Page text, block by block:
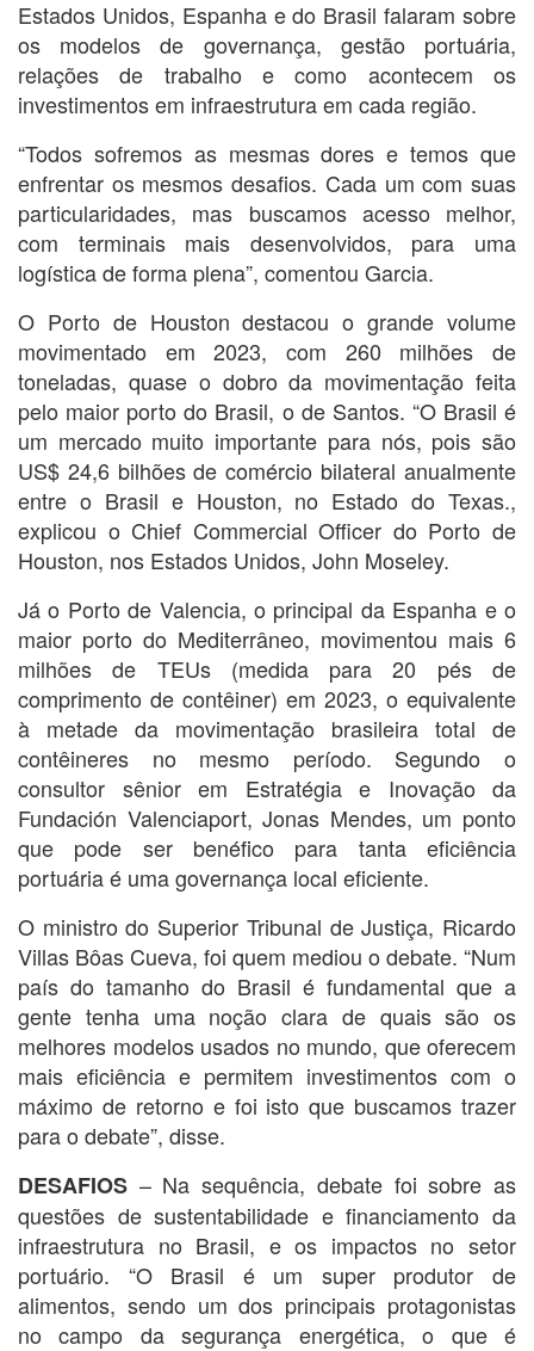
Estados Unidos, Espanha e do Brasil falaram sobre
os modelos de governança, gestão portuária,
relações de trabalho e como acontecem os
investimentos em infraestrutura em cada região.
“Todos sofremos as mesmas dores e temos que
enfrentar os mesmos desafios. Cada um com suas
particularidades, mas buscamos acesso melhor,
com terminais mais desenvolvidos, para uma
logística de forma plena”, comentou Garcia.
O Porto de Houston destacou o grande volume
movimentado em 2023, com 260 milhões de
toneladas, quase o dobro da movimentação feita
pelo maior porto do Brasil, o de Santos. “O Brasil é
um mercado muito importante para nós, pois são
US$ 24,6 bilhões de comércio bilateral anualmente
entre o Brasil e Houston, no Estado do Texas.,
explicou o Chief Commercial Officer do Porto de
Houston, nos Estados Unidos, John Moseley.
Já o Porto de Valencia, o principal da Espanha e o
maior porto do Mediterrâneo, movimentou mais 6
milhões de TEUs (medida para 20 pés de
comprimento de contêiner) em 2023, o equivalente
à metade da movimentação brasileira total de
contêineres no mesmo período. Segundo o
consultor sênior em Estratégia e Inovação da
Fundación Valenciaport, Jonas Mendes, um ponto
que pode ser benéfico para tanta eficiência
portuária é uma governança local eficiente.
O ministro do Superior Tribunal de Justiça, Ricardo
Villas Bôas Cueva, foi quem mediou o debate. “Num
país do tamanho do Brasil é fundamental que a
gente tenha uma noção clara de quais são os
melhores modelos usados no mundo, que oferecem
mais eficiência e permitem investimentos com o
máximo de retorno e foi isto que buscamos trazer
para o debate”, disse.
DESAFIOS – Na sequência, debate foi sobre as
questões de sustentabilidade e financiamento da
infraestrutura no Brasil, e os impactos no setor
portuário. “O Brasil é um super produtor de
alimentos, sendo um dos principais protagonistas
no campo da segurança energética, o que é